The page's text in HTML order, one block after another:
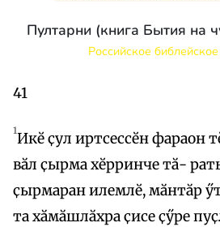
Пултарни (книга Бытия на
Российское
41
1Икӗ ҫул иртсессӗн фараон
вӑл ҫырма хӗрринче тӑ-
ҫырмаран илемлӗ, мӑнтӑр
та хӑмӑшлӑхра ҫисе ҫӳре